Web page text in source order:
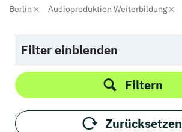
Berlin Audioproduktion Weiterbildung
Filter einblenden
Filtern
Zurücksetzen